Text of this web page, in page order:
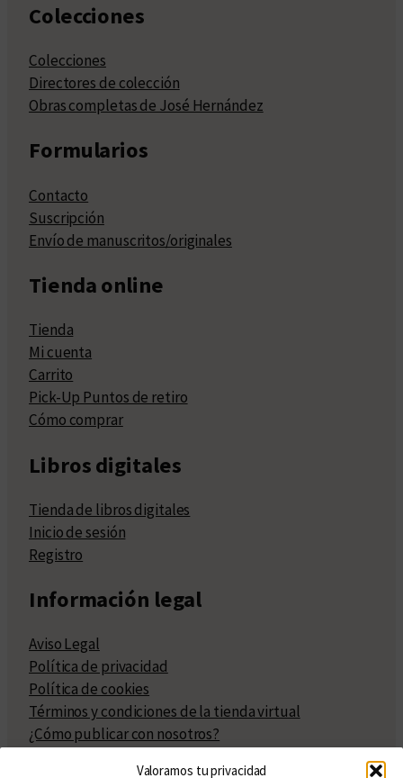
Valoramos tu privacidad
Colecciones
Colecciones
Directores de colección
Obras completas de José Hernández
Formularios
Contacto
Suscripción
Envío de manuscritos/originales
Tienda online
Tienda
Mi cuenta
Carrito
Pick-Up Puntos de retiro
Cómo comprar
Libros digitales
Tienda de libros digitales
Inicio de sesión
Registro
Información legal
Aviso Legal
Política de privacidad
Política de cookies
Términos y condiciones de la tienda virtual
¿Cómo publicar con nosotros?